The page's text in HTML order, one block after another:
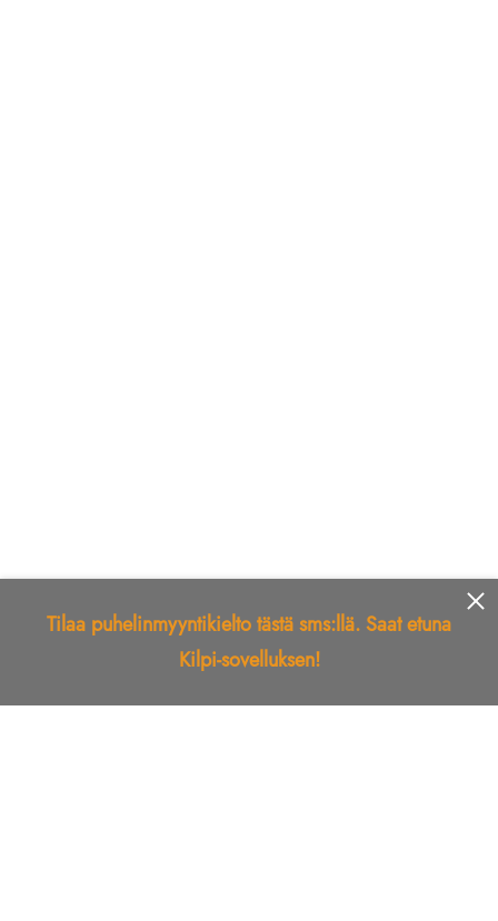
Tilaa puhelinmyyntikielto tästä sms:llä. Saat etuna
Kilpi-sovelluksen!